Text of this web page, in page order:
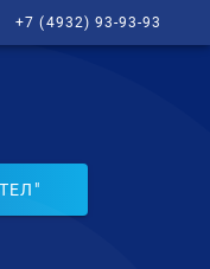
+7 (4932) 93-93-93